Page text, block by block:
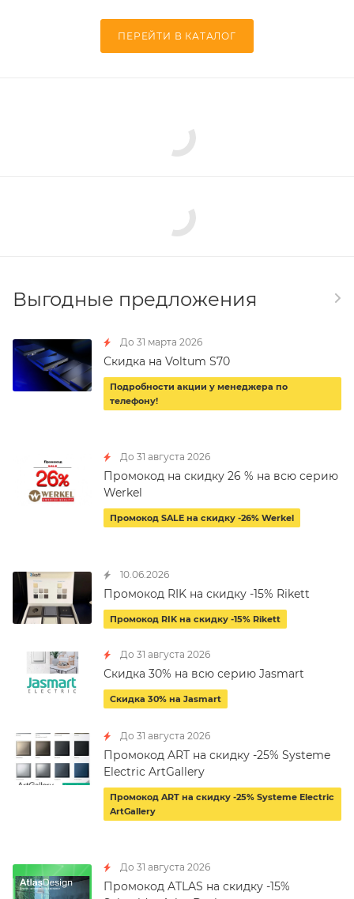
ПЕРЕЙТИ В КАТАЛОГ
Выгодные предложения
До 31 марта 2026
Скидка на Voltum S70
Подробности акции у менеджера по
телефону!
До 31 августа 2026
Промокод на скидку 26 % на всю серию
Werkel
Промокод SALE на скидку -26% Werkel
10.06.2026
Промокод RIK на скидку -15% Rikett
Промокод RIK на скидку -15% Rikett
До 31 августа 2026
Скидка 30% на всю серию Jasmart
Скидка 30% на Jasmart
До 31 августа 2026
Промокод ART на скидку -25% Systeme
Electric ArtGallery
Промокод ART на скидку -25% Systeme Electric
ArtGallery
До 31 августа 2026
Промокод ATLAS на скидку -15%